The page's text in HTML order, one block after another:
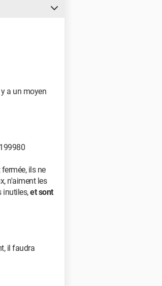
a un moyen
ils ne
n'aiment les
inutiles,et sont
il faudra